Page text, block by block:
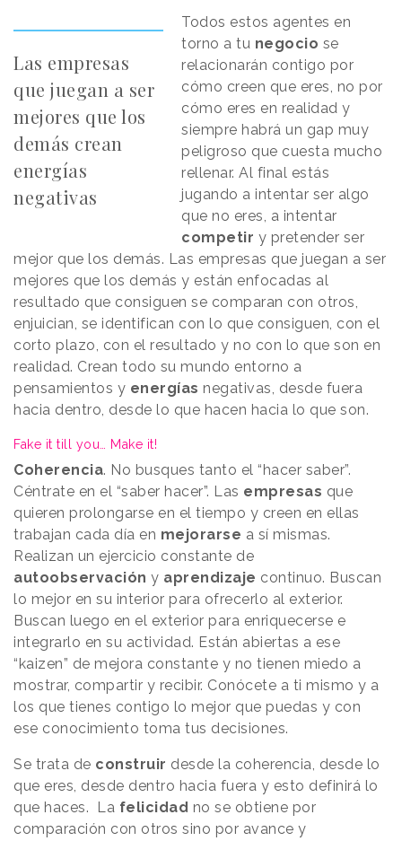
Las empresas
que juegan a ser
mejores que los
demás crean
energías
negativas
Todos estos agentes en
torno a tu negocio se
relacionarán contigo por
cómo creen que eres, no por
cómo eres en realidad y
siempre habrá un gap muy
peligroso que cuesta mucho
rellenar. Al final estás
jugando a intentar ser algo
que no eres, a intentar
competir y pretender ser
mejor que los demás. Las empresas que juegan a ser
mejores que los demás y están enfocadas al
resultado que consiguen se comparan con otros,
enjuician, se identifican con lo que consiguen, con el
corto plazo, con el resultado y no con lo que son en
realidad. Crean todo su mundo entorno a
pensamientos y energías negativas, desde fuera
hacia dentro, desde lo que hacen hacia lo que son.
Fake it till you… Make it!
Coherencia. No busques tanto el “hacer saber”.
Céntrate en el “saber hacer”. Las empresas que
quieren prolongarse en el tiempo y creen en ellas
trabajan cada día en mejorarse a sí mismas.
Realizan un ejercicio constante de
autoobservación y aprendizaje continuo. Buscan
lo mejor en su interior para ofrecerlo al exterior.
Buscan luego en el exterior para enriquecerse e
integrarlo en su actividad. Están abiertas a ese
“kaizen” de mejora constante y no tienen miedo a
mostrar, compartir y recibir. Conócete a ti mismo y a
los que tienes contigo lo mejor que puedas y con
ese conocimiento toma tus decisiones.
Se trata de construir desde la coherencia, desde lo
que eres, desde dentro hacia fuera y esto definirá lo
que haces. La felicidad no se obtiene por
comparación con otros sino por avance y